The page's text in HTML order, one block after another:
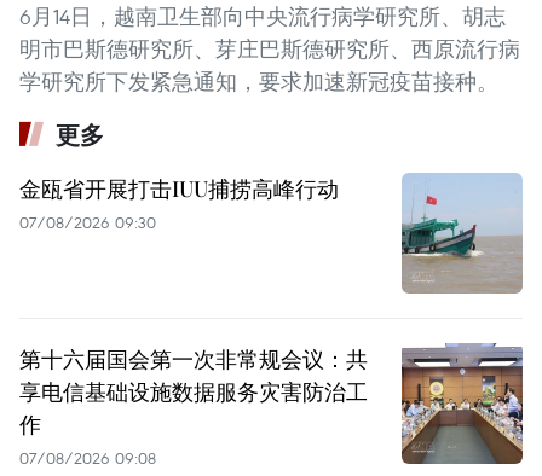
6月14日，越南卫生部向中央流行病学研究所、胡志
明市巴斯德研究所、芽庄巴斯德研究所、西原流行病
学研究所下发紧急通知，要求加速新冠疫苗接种。
更多
金瓯省开展打击IUU捕捞高峰行动
07/08/2026 09:30
第十六届国会第一次非常规会议：共
享电信基础设施数据服务灾害防治工
作
07/08/2026 09:08